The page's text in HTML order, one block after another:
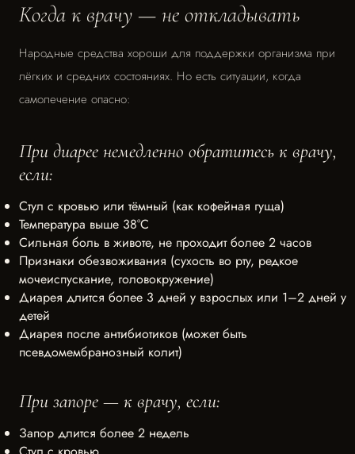
Когда к врачу — не откладывать
Народные средства хороши для поддержки организма при
лёгких и средних состояниях. Но есть ситуации, когда
самолечение опасно:
При диарее немедленно обратитесь к врачу,
если:
Стул с кровью или тёмный (как кофейная гуща)
Температура выше 38°C
Сильная боль в животе, не проходит более 2 часов
Признаки обезвоживания (сухость во рту, редкое
мочеиспускание, головокружение)
Диарея длится более 3 дней у взрослых или 1–2 дней у
детей
Диарея после антибиотиков (может быть
псевдомембранозный колит)
При запоре — к врачу, если:
Запор длится более 2 недель